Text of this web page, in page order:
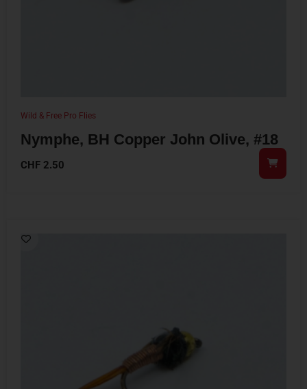
Wild & Free Pro Flies
Nymphe, BH Copper John Olive, #18
CHF 2.50